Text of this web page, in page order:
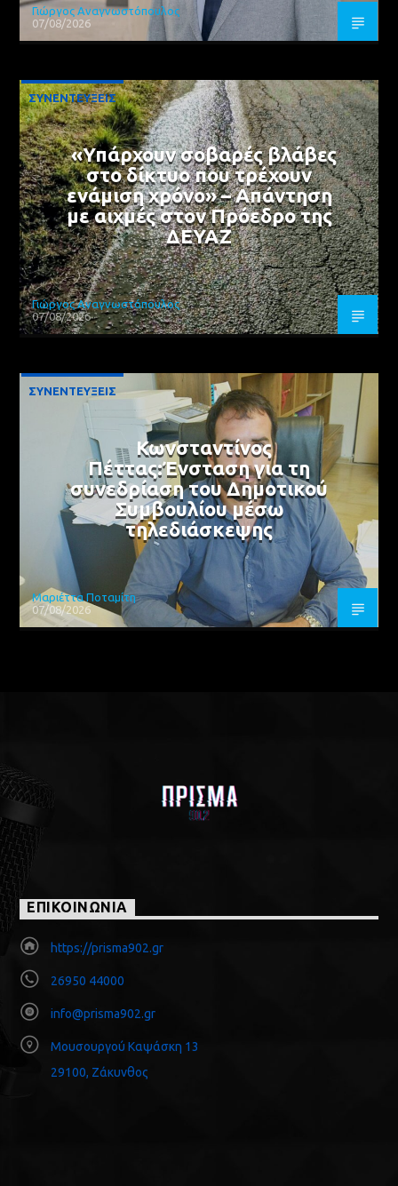
Γιώργος Αναγνωστόπουλος
07/08/2026
ΣΥΝΕΝΤΕΥΞΕΙΣ
«Υπάρχουν σοβαρές βλάβες
στο δίκτυο που τρέχουν
ενάμιση χρόνο» – Απάντηση
με αιχμές στον Πρόεδρο της
ΔΕΥΑΖ
Γιώργος Αναγνωστόπουλος
07/08/2026
ΣΥΝΕΝΤΕΥΞΕΙΣ
Κωνσταντίνος
Πέττας:Ένσταση για τη
συνεδρίαση του Δημοτικού
Συμβουλίου μέσω
τηλεδιάσκεψης
Μαριέττα Ποταμίτη
07/08/2026
ΕΠΙΚΟΙΝΩΝΙΑ
https://prisma902.gr
26950 44000
info@prisma902.gr
Μουσουργού Καψάσκη 13
29100, Ζάκυνθος